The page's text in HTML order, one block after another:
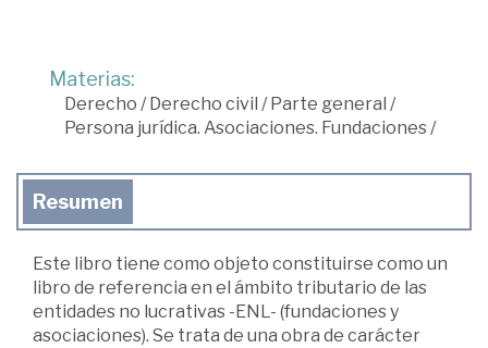
Materias:
Derecho /Derecho civil /Parte general /
Persona jurídica. Asociaciones. Fundaciones/
Resumen
Este libro tiene como objeto constituirse como un
libro de referencia en el ámbito tributario de las
entidades no lucrativas -ENL- (fundaciones y
asociaciones). Se trata de una obra de carácter